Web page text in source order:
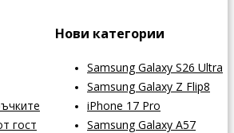
гост
Нови категории
Samsung Galaxy S26 Ultra
Samsung Galaxy Z Flip8
iPhone 17 Pro
Samsung Galaxy A57